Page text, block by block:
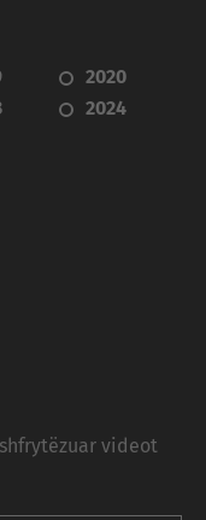
2020
2024
videot